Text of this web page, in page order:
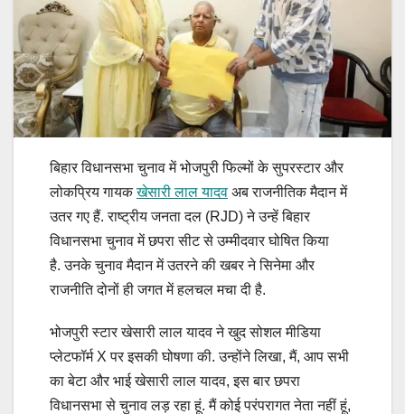
बिहार विधानसभा चुनाव में भोजपुरी फिल्मों के सुपरस्टार और
लोकप्रिय गायकखेसारी लाल यादव अब राजनीतिक मैदान में
उतर गए हैं. राष्ट्रीय जनता दल (RJD) ने उन्हें बिहार
विधानसभा चुनाव में छपरा सीट से उम्मीदवार घोषित किया
है. उनके चुनाव मैदान में उतरने की खबर ने सिनेमा और
राजनीति दोनों ही जगत में हलचल मचा दी है.
भोजपुरी स्टार खेसारी लाल यादव ने खुद सोशल मीडिया
प्लेटफॉर्म X पर इसकी घोषणा की. उन्होंने लिखा, मैं, आप सभी
का बेटा और भाई खेसारी लाल यादव, इस बार छपरा
विधानसभा से चुनाव लड़ रहा हूं. मैं कोई परंपरागत नेता नहीं हूं,